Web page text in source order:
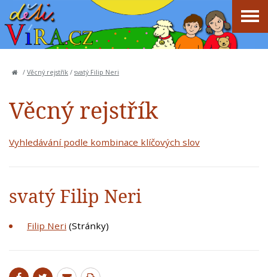
/ Věcný rejstřík / svatý Filip Neri
Věcný rejstřík
Vyhledávání podle kombinace klíčových slov
svatý Filip Neri
Filip Neri (Stránky)